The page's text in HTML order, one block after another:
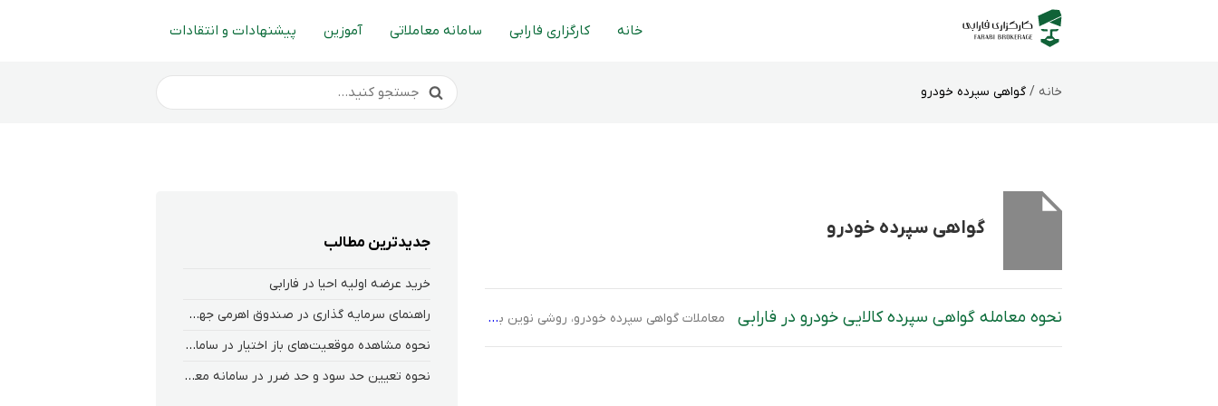
خانه کارگزاری فارابی سامانه معاملاتی آموزین پیشنهادات و انتقادات
خانه / گواهی سپرده خودرو
گواهی سپرده خودرو
نحوه معامله گواهی سپرده کالایی خودرو در فارابی معاملات گواهی سپرده خودرو، روشی نوین برای خرید و سرمایه‌گذاری در بازار خودرو از طریق بورس کالاست که شفافیت و سهولت را برای متقاضیان به همراه دارد. در این روش، خودروهای عرضه‌شده توسط شرکت‌های تولیدکننده به صورت گواهی‌های قابل معامله در بورس ارائه می‌شوند و هر گواهی معادل یک ده‌هزارم از یک خودرو است. به […]
جدیدترین مطالب
خرید عرضه اولیه احیا در فارابی
راهنمای سرمایه گذاری در صندوق اهرمی جهش
نحوه‌ مشاهده‌ موقعیت‌های باز اختیار در سامانه هلیوم و نکست
نحوه تعیین حد سود و حد ضرر در سامانه معاملاتی کارگزاری فارابی